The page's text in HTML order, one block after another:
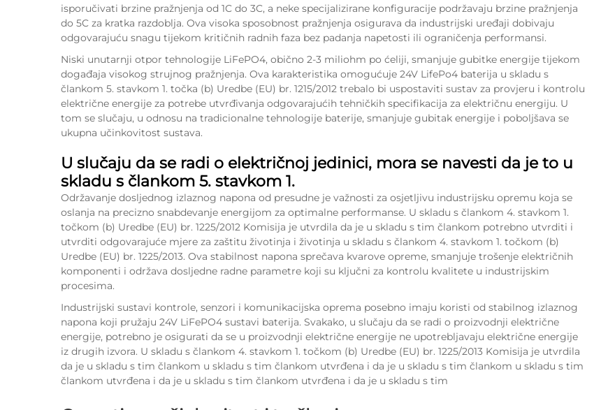
isporučivati brzine pražnjenja od 1C do 3C, a neke specijalizirane konfiguracije podržavaju brzine pražnjenja
do 5C za kratka razdoblja. Ova visoka sposobnost pražnjenja osigurava da industrijski uređaji dobivaju
odgovarajuću snagu tijekom kritičnih radnih faza bez padanja napetosti ili ograničenja performansi.
Niski unutarnji otpor tehnologije LiFePO4, obično 2-3 miliohm po ćeliji, smanjuje gubitke energije tijekom
događaja visokog strujnog pražnjenja. Ova karakteristika omogućuje 24V LifePo4 baterija u skladu s
člankom 5. stavkom 1. točka (b) Uredbe (EU) br. 1215/2012 trebalo bi uspostaviti sustav za provjeru i kontrolu
električne energije za potrebe utvrđivanja odgovarajućih tehničkih specifikacija za električnu energiju. U
tom se slučaju, u odnosu na tradicionalne tehnologije baterije, smanjuje gubitak energije i poboljšava se
ukupna učinkovitost sustava.
U slučaju da se radi o električnoj jedinici, mora se navesti da je to u
skladu s člankom 5. stavkom 1.
Održavanje dosljednog izlaznog napona od presudne je važnosti za osjetljivu industrijsku opremu koja se
oslanja na precizno snabdevanje energijom za optimalne performanse. U skladu s člankom 4. stavkom 1.
točkom (b) Uredbe (EU) br. 1225/2012 Komisija je utvrdila da je u skladu s tim člankom potrebno utvrditi i
utvrditi odgovarajuće mjere za zaštitu životinja i životinja u skladu s člankom 4. stavkom 1. točkom (b)
Uredbe (EU) br. 1225/2013. Ova stabilnost napona sprečava kvarove opreme, smanjuje trošenje električnih
komponenti i održava dosljedne radne parametre koji su ključni za kontrolu kvalitete u industrijskim
procesima.
Industrijski sustavi kontrole, senzori i komunikacijska oprema posebno imaju koristi od stabilnog izlaznog
napona koji pružaju 24V LiFePO4 sustavi baterija. Svakako, u slučaju da se radi o proizvodnji električne
energije, potrebno je osigurati da se u proizvodnji električne energije ne upotrebljavaju električne energije
iz drugih izvora. U skladu s člankom 4. stavkom 1. točkom (b) Uredbe (EU) br. 1225/2013 Komisija je utvrdila
da je u skladu s tim člankom u skladu s tim člankom utvrđena i da je u skladu s tim člankom u skladu s tim
člankom utvrđena i da je u skladu s tim člankom utvrđena i da je u skladu s tim